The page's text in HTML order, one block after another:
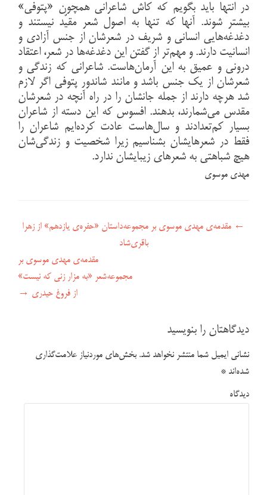
در انتها باید بگویم که کاش شاعرانی همچون «پتوفی»
بیشتر شوند. آنها که تنها به اصول شعر مقیّد نیستند و
دغدغه‌هایی انسانی و شریف در شعرشان از جنس آزادی و
انسانیت دارند. و مهم‌تر از گفتن این دغدغه‌ها در شعر، اعتقاد
درونی و عمیق به این آرمان‌هاست. شاعرانی که زندگی و
شعرشان از یک جنس باشد و مانند شاندور پتوفی اگر لازم
شد هرچه دارند از جمله جانشان را در راه آنچه در شعرشان
مقدس می‌شمارند، بدهند. افسوس که این دسته از شاعران
بسیار کم‌تعدادند و سال‌هاست عادت کرده‌ایم شاعران را
فقط در شعرهایشان بشناسیم زیرا شخصیت و زندگی‌شان
هیچ شباهتی به شعرهای زیبایشان ندارد.
مهدی موسوی
راهبری نوشته
← مقدمه‌ی مهدی موسوی بر مجموعه‌داستان «حفره‌ی یازدهم» از زهرا
باقری‌شاد
مقدمه‌ی مهدی موسوی بر
مجموعه‌شعر «به مزار زنی که نیست»
از فروغ حیدری →
دیدگاهتان را بنویسید
نشانی ایمیل شما منتشر نخواهد شد. بخش‌های موردنیاز علامت‌گذاری
شده‌اند *
دیدگاه